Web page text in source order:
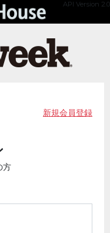
API Version 2.0
新規会員登録
方